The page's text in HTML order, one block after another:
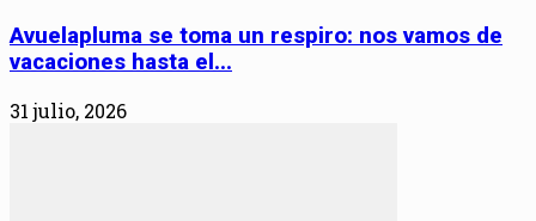
Avuelapluma se toma un respiro: nos vamos de
vacaciones hasta el...
31 julio, 2026